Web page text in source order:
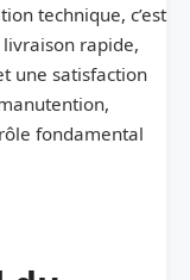
technique, c’est
rapide,
une satisfaction
fondamental